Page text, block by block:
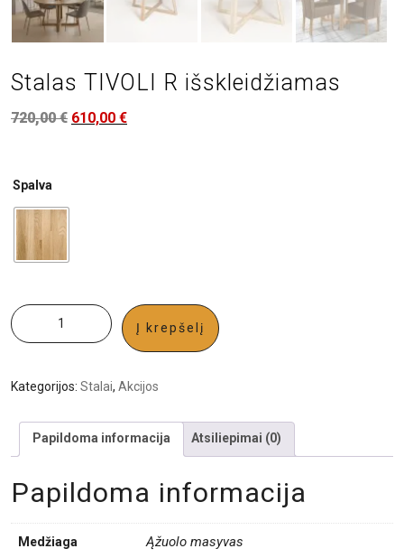
Stalas TIVOLI R išskleidžiamas
720,00€ 610,00 €
Spalva
Į krepšelį
Kategorijos: Stalai, Akcijos
Papildoma informacija Atsiliepimai (0)
Papildoma informacija
Medžiaga Ąžuolo masyvas